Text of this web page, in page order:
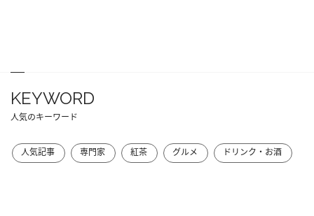
KEYWORD
人気のキーワード
人気記事 専門家 紅茶 グルメ ドリンク・お酒